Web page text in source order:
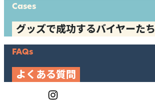
Cases
グッズで成功するバイヤーたち
FAQs
よくある質問